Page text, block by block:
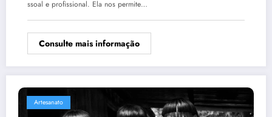
ssoal e profissional. Ela nos permite…
Consulte mais informação
Artesanato